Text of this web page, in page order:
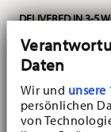
Daten
Wir und unsere
persönlichen
von
DELIVERED IN 3-5
Also available as